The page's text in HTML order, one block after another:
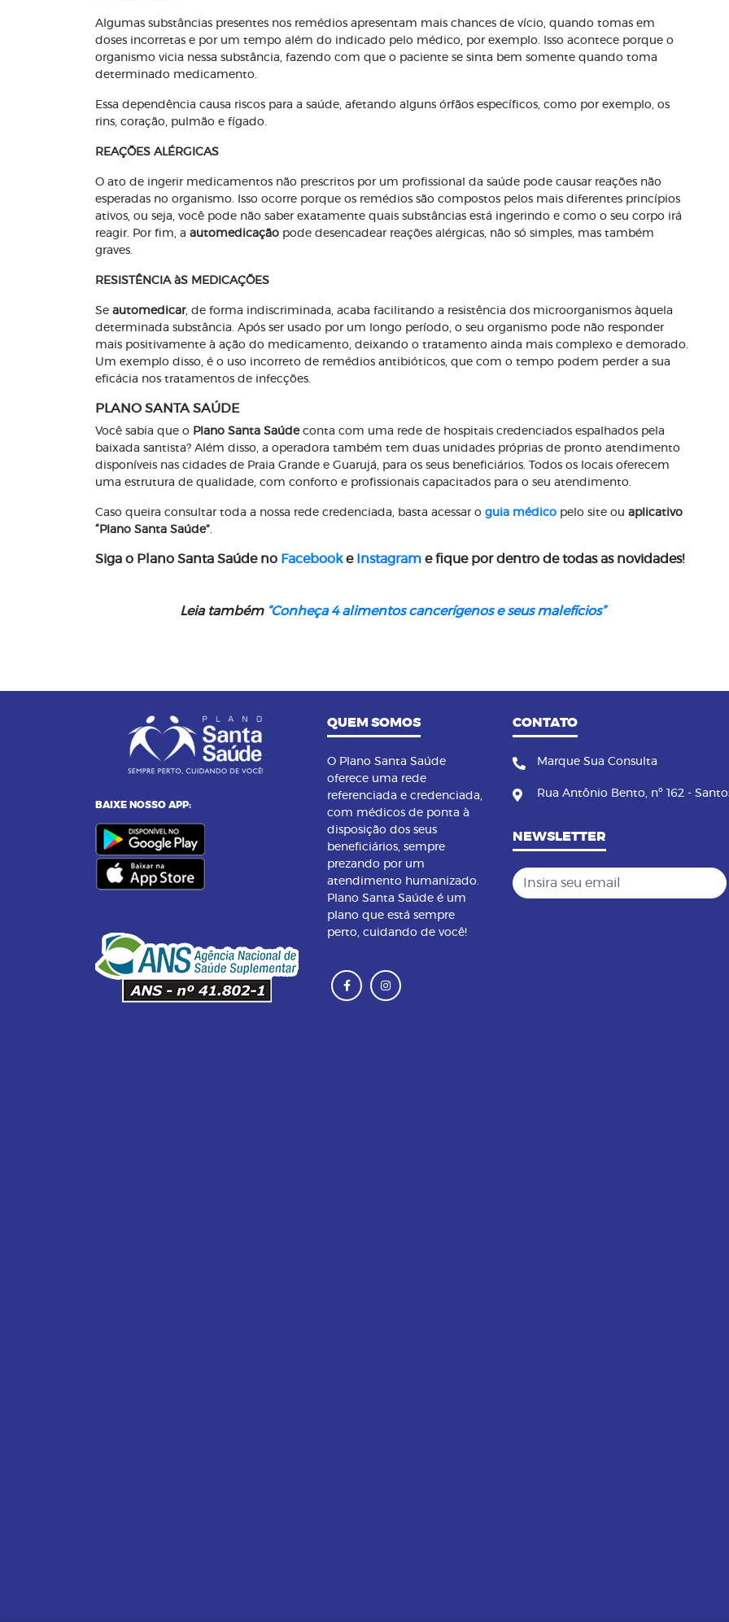
Algumas substâncias presentes nos remédios apresentam mais chances de vício, quando tomas em
doses incorretas e por um tempo além do indicado pelo médico, por exemplo. Isso acontece porque o
organismo vicia nessa substância, fazendo com que o paciente se sinta bem somente quando toma
determinado medicamento.
Essa dependência causa riscos para a saúde, afetando alguns órfãos específicos, como por exemplo, os
rins, coração, pulmão e fígado.
REAÇÕES ALÉRGICAS
O ato de ingerir medicamentos não prescritos por um profissional da saúde pode causar reações não
esperadas no organismo. Isso ocorre porque os remédios são compostos pelos mais diferentes princípios
ativos, ou seja, você pode não saber exatamente quais substâncias está ingerindo e como o seu corpo irá
reagir. Por fim, a automedicação pode desencadear reações alérgicas, não só simples, mas também
graves.
RESISTÊNCIA àS MEDICAÇÕES
Se automedicar, de forma indiscriminada, acaba facilitando a resistência dos microorganismos àquela
determinada substância. Após ser usado por um longo período, o seu organismo pode não responder
mais positivamente à ação do medicamento, deixando o tratamento ainda mais complexo e demorado.
Um exemplo disso, é o uso incorreto de remédios antibióticos, que com o tempo podem perder a sua
eficácia nos tratamentos de infecções.
PLANO SANTA SAÚDE
Você sabia que o Plano Santa Saúde conta com uma rede de hospitais credenciados espalhados pela
baixada santista? Além disso, a operadora também tem duas unidades próprias de pronto atendimento
disponíveis nas cidades de Praia Grande e Guarujá, para os seus beneficiários. Todos os locais oferecem
uma estrutura de qualidade, com conforto e profissionais capacitados para o seu atendimento.
Caso queira consultar toda a nossa rede credenciada, basta acessar o guia médico pelo site ou aplicativo
“Plano Santa Saúde”.
Siga o Plano Santa Saúde no Facebooke Instagram e fique por dentro de todas as novidades!
Leia também “Conheça 4 alimentos cancerígenos e seus malefícios”
BAIXE NOSSO APP:
QUEM SOMOS
O Plano Santa Saúde
oferece uma rede
referenciada e credenciada,
com médicos de ponta à
disposição dos seus
beneficiários, sempre
prezando por um
atendimento humanizado.
Plano Santa Saúde é um
plano que está sempre
perto, cuidando de você!
CONTATO
Marque Sua Consulta
Rua Antônio Bento, nº 162 -
NEWSLETTER
Insira seu email